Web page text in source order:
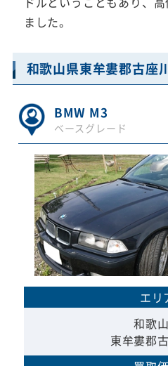
ました。
和歌山県東牟婁郡古座
BMW M3
ベースグレード
エリ
和歌
東牟婁郡